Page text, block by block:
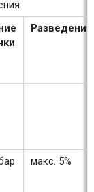
Разведение
макс. 5%